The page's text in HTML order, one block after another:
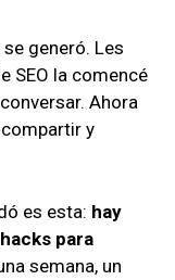
generó. Les
SEO la comencé
Ahora
y
es esta: hay
para
semana, un